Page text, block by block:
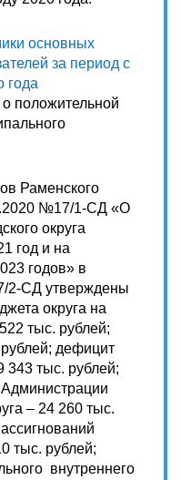
основных
за период с
года
положительной
Раменского
№17/1-СД «О
округа
год и на
годов» в
2-СД утверждены
округа на
тыс. рублей;
дефицит
343 тыс. рублей;
– 24 260 тыс.
тыс. рублей;
внутреннего